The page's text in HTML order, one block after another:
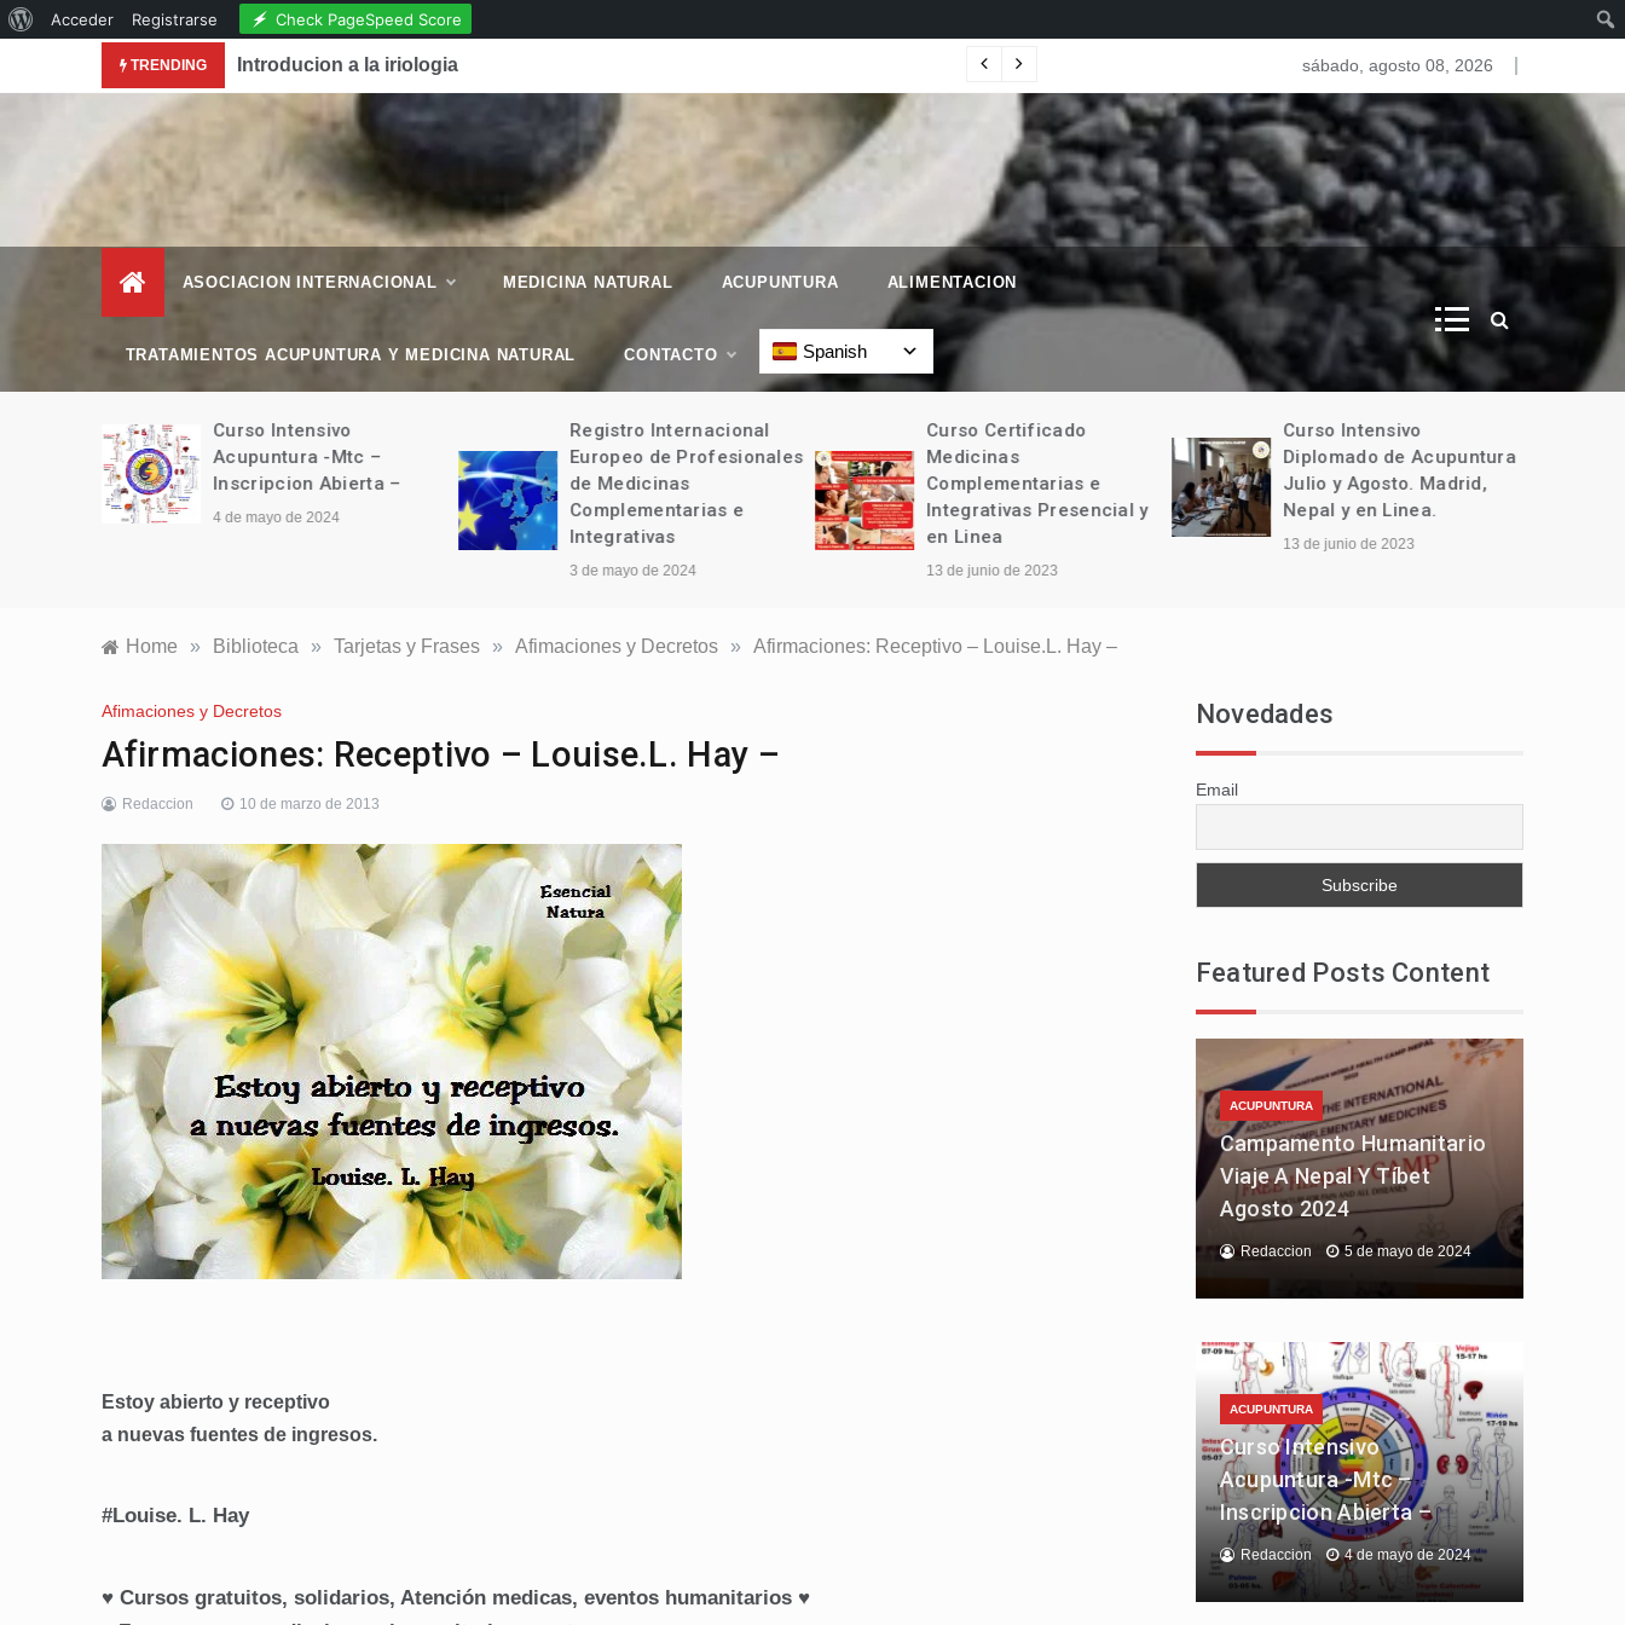
Acerca
WordPress
Acceder Registrarse Check PageSpeed Score
TRENDING
. Reconocimiento de la Acupuntura en la Revista National Geographic.
Introducion a la iriologia sábado, agosto 08, 2026
– Esencial Natura
–
Revista de Vida Natural
ASOCIACION INTERNACIONAL MEDICINA NATURAL ACUPUNTURA ALIMENTACION
TRATAMIENTOS ACUPUNTURA Y MEDICINA NATURAL CONTACTO Spanish
Curso Intensivo
Acupuntura -Mtc –
Inscripcion Abierta –
4 de mayo de 2024
Registro Internacional
Europeo de Profesionales
de Medicinas
Complementarias e
Integrativas
3 de mayo de 2024
Curso Certificado
Medicinas
Complementarias e
Integrativas Presencial y
en Linea
13 de junio de 2023
Curso Intensivo
Diplomado de Acupuntura
Julio y Agosto. Madrid,
Nepal y en Linea.
13 de junio de 2023
Home » Biblioteca » Tarjetas y Frases » Afimaciones y Decretos » Afirmaciones: Receptivo – Louise.L. Hay –
Afimaciones y Decretos
Afirmaciones: Receptivo – Louise.L. Hay –
Redaccion 10 de marzo de 2013
Estoy abierto y receptivo
a nuevas fuentes de ingresos.
#Louise. L. Hay
♥ Cursos gratuitos, solidarios, Atención medicas, eventos humanitarios ♥
Novedades
Email
Featured Posts Content
ACUPUNTURA
Campamento Humanitario
Viaje A Nepal Y Tíbet
Agosto 2024
Redaccion 5 de mayo de 2024
ACUPUNTURA
Curso Intensivo
Acupuntura -Mtc –
Inscripcion Abierta –
Redaccion 4 de mayo de 2024